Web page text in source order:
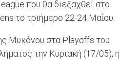
που θα διεξαχθεί στο
το τριήμερο 22-24 Μαΐου.
Μυκόνου στα Playoffs του
την Κυριακή (17/05), η